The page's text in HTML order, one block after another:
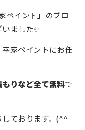
ペイント」のブロ
ました✨
家ペイントにお任
りなど全て無料で
ております。(^^